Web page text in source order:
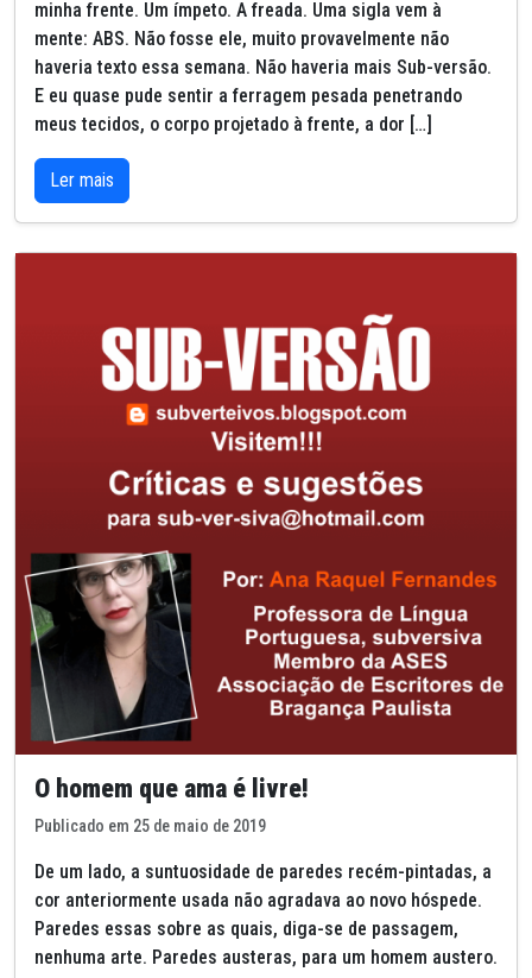
minha frente. Um ímpeto. A freada. Uma sigla vem à
mente: ABS. Não fosse ele, muito provavelmente não
haveria texto essa semana. Não haveria mais Sub-versão.
E eu quase pude sentir a ferragem pesada penetrando
meus tecidos, o corpo projetado à frente, a dor […]
Ler mais
O homem que ama é livre!
Publicado em 25 de maio de 2019
De um lado, a suntuosidade de paredes recém-pintadas, a
cor anteriormente usada não agradava ao novo hóspede.
Paredes essas sobre as quais, diga-se de passagem,
nenhuma arte. Paredes austeras, para um homem austero.